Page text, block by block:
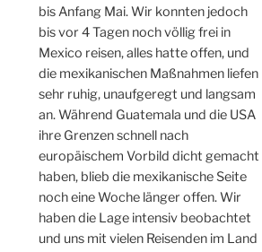
bis Anfang Mai. Wir konnten jedoch
bis vor 4 Tagen noch völlig frei in
Mexico reisen, alles hatte offen, und
die mexikanischen Maßnahmen liefen
sehr ruhig, unaufgeregt und langsam
an. Während Guatemala und die USA
ihre Grenzen schnell nach
europäischem Vorbild dicht gemacht
haben, blieb die mexikanische Seite
noch eine Woche länger offen. Wir
haben die Lage intensiv beobachtet
und uns mit vielen Reisenden im Land